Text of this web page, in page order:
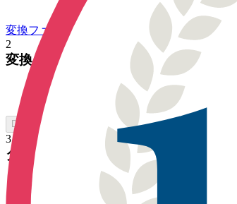
変換ファイルを選択
2
変換
DXF をオンラインで変換
3
ダウンロード